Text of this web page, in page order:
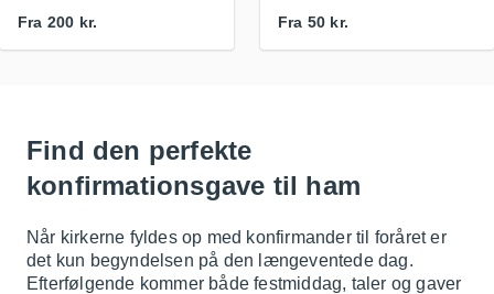
Fra 200 kr. Fra 50 kr.
Find den perfekte
konfirmationsgave til ham
Når kirkerne fyldes op med konfirmander til foråret er
det kun begyndelsen på den længeventede dag.
Efterfølgende kommer både festmiddag, taler og gaver